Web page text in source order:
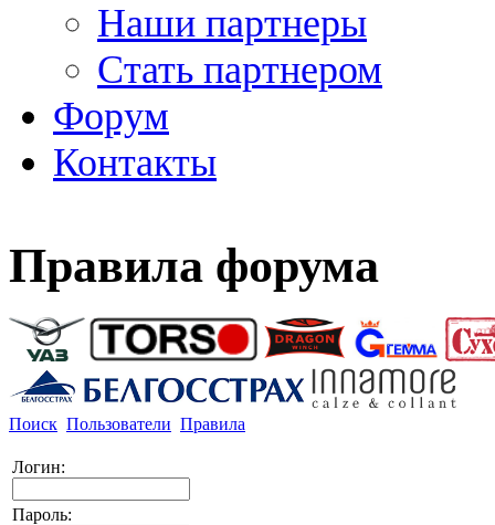
Наши партнеры
Стать партнером
Форум
Контакты
Правила форума
Поиск Пользователи Правила
Логин:
Пароль: